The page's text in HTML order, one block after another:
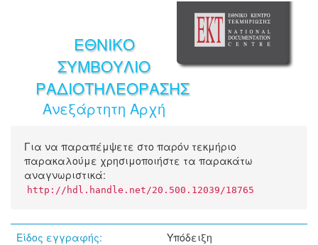
ΕΘΝΙΚΟ
ΣΥΜΒΟΥΛΙΟ
ΡΑΔΙΟΤΗΛΕΟΡΑΣΗΣ
Ανεξάρτητη Αρχή
Για να παραπέμψετε στο παρόν τεκμήριο
παρακαλούμε χρησιμοποιήστε τα παρακάτω
αναγνωριστικά:
http://hdl.handle.net/20.500.12039/18765
Είδος εγγραφής:
Υπόδειξη